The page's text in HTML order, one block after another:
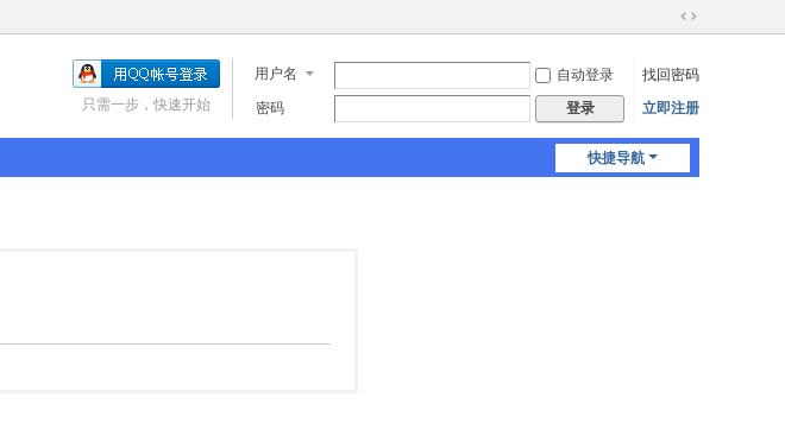
切
到
宽
用户名 自动登录
找回密码
密码
登录 立即注册
只需一步，快速开始
快捷导航